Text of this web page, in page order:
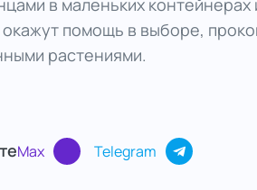
в маленьких
помощь в выборе,
растениями.
Max Telegram